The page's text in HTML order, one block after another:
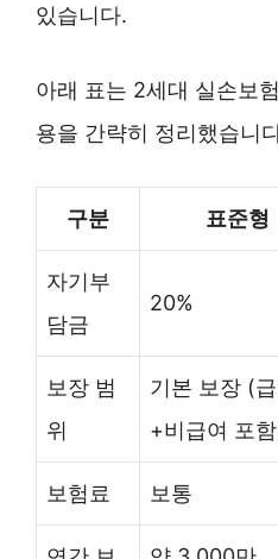
있습니다.
아래 표는 2세대 실손보
용을 간략히 정리했습니
구분 표준형
자기부
담금
20%
보장 범
위
기본 보장 (
+비급여 포
보험료 보통